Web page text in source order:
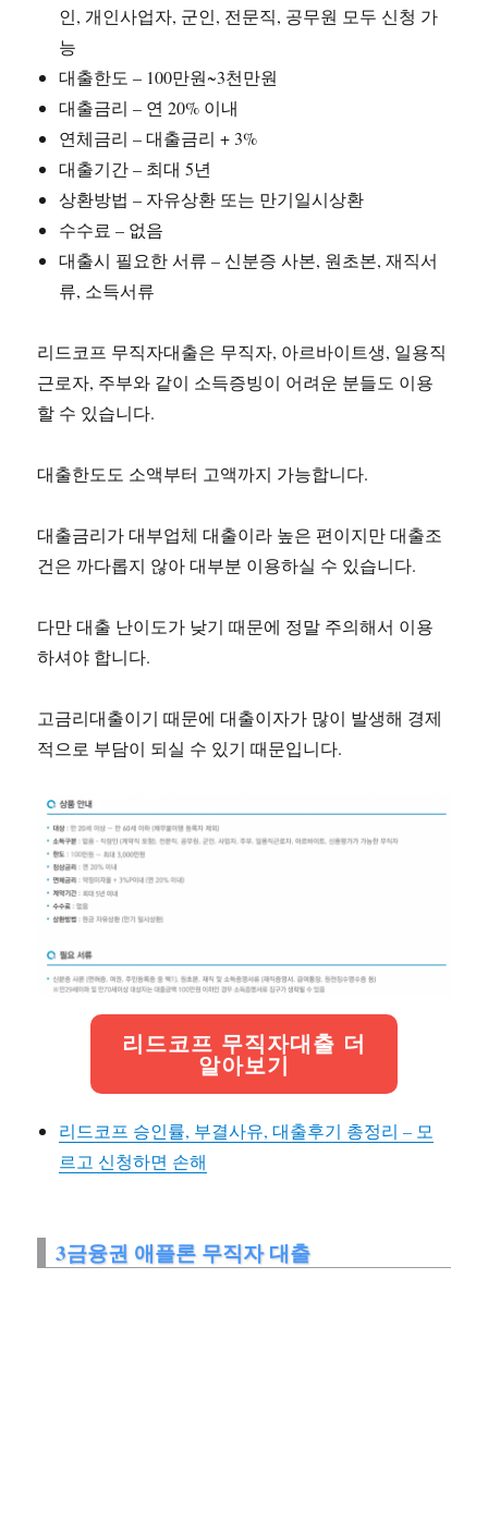
인, 개인사업자, 군인, 전문직, 공무원 모두 신청 가
능
대출한도 – 100만원~3천만원
대출금리 – 연 20% 이내
연체금리 – 대출금리 + 3%
대출기간 – 최대 5년
상환방법 – 자유상환 또는 만기일시상환
수수료 – 없음
대출시 필요한 서류 – 신분증 사본, 원초본, 재직서
류, 소득서류
리드코프 무직자대출은 무직자, 아르바이트생, 일용직
근로자, 주부와 같이 소득증빙이 어려운 분들도 이용
할 수 있습니다.
대출한도도 소액부터 고액까지 가능합니다.
대출금리가 대부업체 대출이라 높은 편이지만 대출조
건은 까다롭지 않아 대부분 이용하실 수 있습니다.
다만 대출 난이도가 낮기 때문에 정말 주의해서 이용
하셔야 합니다.
고금리대출이기 때문에 대출이자가 많이 발생해 경제
적으로 부담이 되실 수 있기 때문입니다.
리드코프 무직자대출 더
알아보기
리드코프 승인률, 부결사유, 대출후기 총정리 – 모
르고 신청하면 손해
3금융권 애플론 무직자 대출